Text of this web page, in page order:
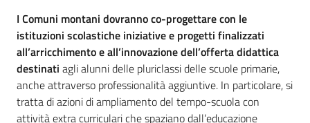
I Comuni montani dovranno co-progettare con le
istituzioni scolastiche iniziative e progetti finalizzati
all’arricchimento e all’innovazione dell’offerta didattica
destinati agli alunni delle pluriclassi delle scuole primarie,
anche attraverso professionalità aggiuntive. In particolare, si
tratta di azioni di ampliamento del tempo-scuola con
attività extra curriculari che spaziano dall’educazione